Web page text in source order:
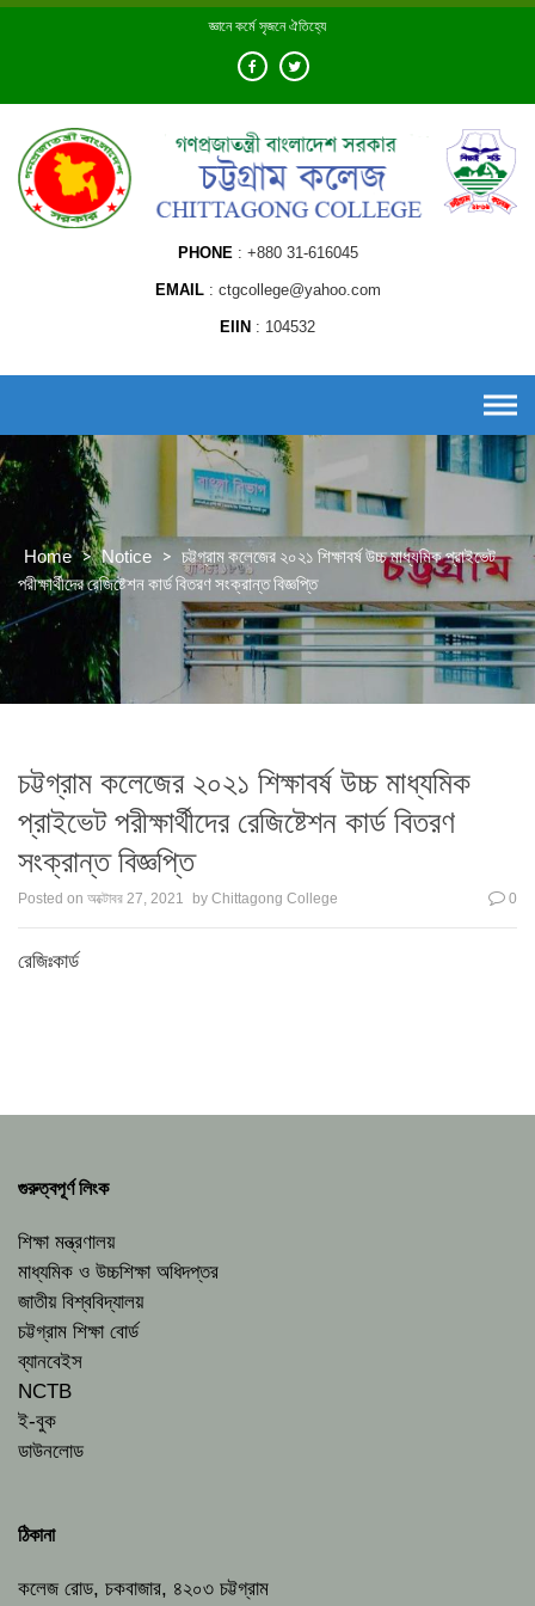
Skip
জ্ঞানে কর্মে সৃজনে ঐতিহ্যে
PHONE +880 31-616045
EMAIL ctgcollege@yahoo.com
EIIN 104532
Home > Notice > চট্টগ্রাম কলেজের ২০২১ শিক্ষাবর্ষ উচ্চ মাধ্যমিক প্রাইভেট
পরীক্ষার্থীদের রেজিষ্টেশন কার্ড বিতরণ সংক্রান্ত বিজ্ঞপ্তি
চট্টগ্রাম কলেজের ২০২১ শিক্ষাবর্ষ উচ্চ মাধ্যমিক
প্রাইভেট পরীক্ষার্থীদের রেজিষ্টেশন কার্ড বিতরণ
সংক্রান্ত বিজ্ঞপ্তি
Posted on অক্টোবর 27, 2021 by Chittagong College 0
রেজিঃকার্ড
গুরুত্বপূর্ণ লিংক
শিক্ষা মন্ত্রণালয়
মাধ্যমিক ও উচ্চশিক্ষা অধিদপ্তর
জাতীয় বিশ্ববিদ্যালয়
চট্টগ্রাম শিক্ষা বোর্ড
ব্যানবেইস
NCTB
ই-বুক
ডাউনলোড
ঠিকানা
কলেজ রোড, চকবাজার, ৪২০৩ চট্টগ্রাম